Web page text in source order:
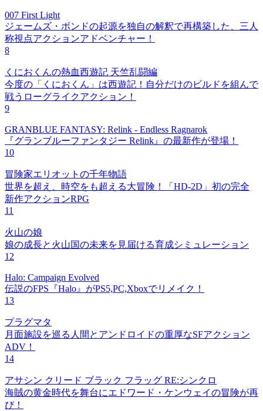
007 First Light
ジェームズ・ボンドの起源を独自の解釈で再構築した、三人
称視点アクションアドベンチャー！
8
くにおくんの熱血西遊記 天竺乱闘編
今度の「くにおくん」は西遊記！自分だけのビルドを組んで
戦うローグライクアクション！
9
GRANBLUE FANTASY: Relink - Endless Ragnarok
『グランブルーファンタジー Relink』の最新作が登場！
10
冒険家エリオットの千年物語
世界を超え、時空をも超える大冒険！「HD-2D」初の完全
新作アクションRPG
11
火山の娘
娘の成長と火山国の未来を見届ける育成シミュレーション
12
Halo: Campaign Evolved
伝説のFPS『Halo』がPS5,PC,Xboxでリメイク！
13
プラグマタ
月面施設を巡る人間とアンドロイドの重厚なSFアクション
ADV！
14
アサシン クリード ブラック フラッグ RE:シンクロ
海賊の黄金時代を舞台にエドワード・ケンウェイの冒険が再
び！